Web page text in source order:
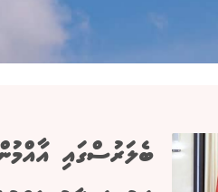
ބެލަރުސްގައި